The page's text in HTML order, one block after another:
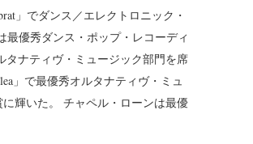
」でダンス／エレクトロニック・
最優秀ダンス・ポップ・レコーディ
タナティヴ・ミュージック部門を席
」で最優秀オルタナティヴ・ミュ
輝いた。 チャペル・ローンは最優